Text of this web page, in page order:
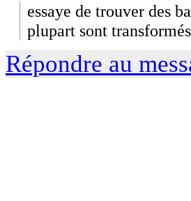
essaye de trouver des
plupart sont
Répondre au